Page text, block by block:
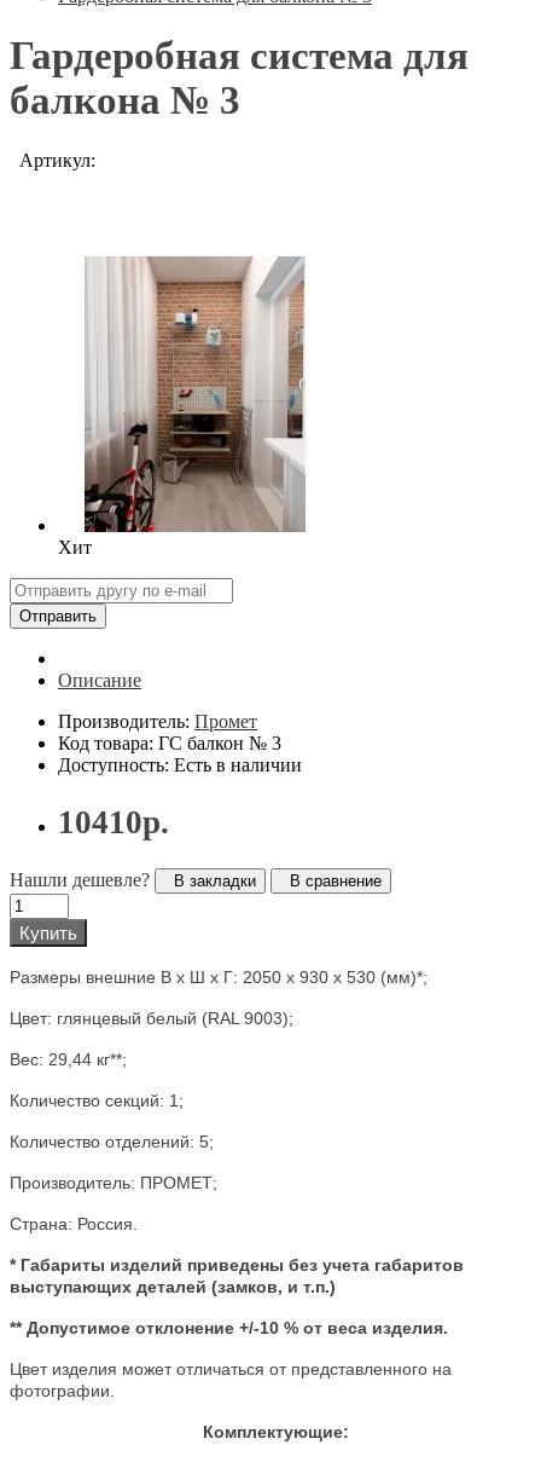
Гардеробная система для
балкона № 3
Артикул:
Хит
Отправить
Описание
Производитель: Промет
Код товара: ГС балкон № 3
Доступность: Есть в наличии
10410р.
Нашли дешевле? В закладки В сравнение
Купить
Размеры внешние В х Ш х Г: 2050 x 930 x 530 (мм)*;
Цвет: глянцевый белый (RAL 9003);
Вес: 29,44 кг**;
Количество секций: 1;
Количество отделений: 5;
Производитель: ПРОМЕТ;
Страна: Россия.
* Габариты изделий приведены без учета габаритов
выступающих деталей (замков, и т.п.)
** Допустимое отклонение +/-10 % от веса изделия.
Цвет изделия может отличаться от представленного на
фотографии.
Комплектующие: